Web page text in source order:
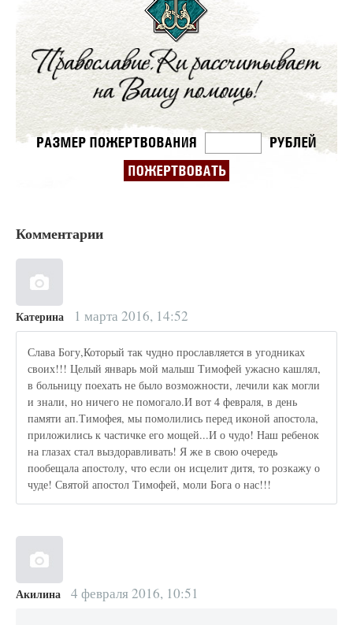
Комментарии
Катерина 1 марта 2016, 14:52
Слава Богу,Который так чудно прославляется в угодниках
своих!!! Целый январь мой малыш Тимофей ужасно кашлял,
в больницу поехать не было возможности, лечили как могли
и знали, но ничего не помогало.И вот 4 февраля, в день
памяти ап.Тимофея, мы помолились перед иконой апостола,
приложились к частичке его мощей...И о чудо! Наш ребенок
на глазах стал выздоравливать! Я же в свою очередь
пообещала апостолу, что если он исцелит дитя, то розкажу о
чуде! Святой апостол Тимофей, моли Бога о нас!!!
Акилина 4 февраля 2016, 10:51